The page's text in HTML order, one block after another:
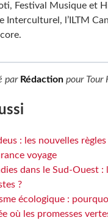
Festival Musique et
Interculturel, l’ILTM
par Rédaction pour Tour
: les nouvelles règles
voyage
dans le Sud-Ouest
?
écologique :
où les promesses